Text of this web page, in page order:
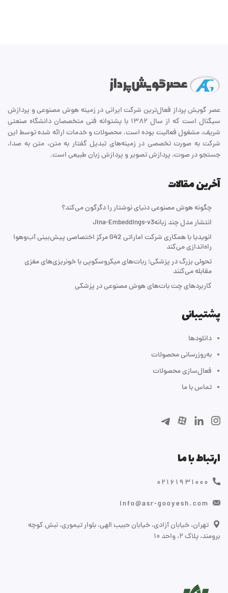
عصر گویش پرداز فعال‌ترین شرکت ایرانی در زمینه هوش مصنوعی و پردازش
سیگنال است که از سال ۱۳۸۲ با پشتوانه فنی متخصصان دانشگاه صنعتی
شریف، مشغول فعالیت بوده است. محصولات و خدمات ارائه شده توسط این
شرکت به صورت تخصصی در زمینه‌های تبدیل گفتار به متن، متن به صدا،
جستجو در صوت، پردازش تصویر و پردازش زبان طبیعی است.
آخرین مقالات
چگونه هوش مصنوعی دنیای نوشتار را دگرگون می‌کند؟
انتشار مدل چند زبانهJina-Embeddings-v3
انویدیا با همکاری شرکت اماراتی G42 مرکز اختصاصی پیش‌بینی آب‌و‌هوا
راه‌اندازی می‌کند
تحولی بزرگ در پزشکی؛ ربات‌های میکروسکوپی با خونریزی‌های مغزی
مقابله می‌کنند
کاربردهای چت بات‌های هوش مصنوعی در پزشکی
پشتیبانی
دانلودها
به‌روزرسانی محصولات
فعال‌سازی محصولات
تماس با ما
ارتباط با ما
۰۲۱۶۱۹۳۱۰۰۰
info@asr-gooyesh.com
تهران، خیابان آزادی، خیابان حبیب الهی، بلوار تیموری، نبش کوچه
برومند، پلاک ۲، واحد ۱۰